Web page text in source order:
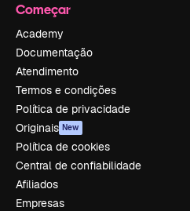
Começar
Academy
Documentação
Atendimento
Termos e condições
Política de privacidade
Originais New
Política de cookies
Central de confiabilidade
Afiliados
Empresas